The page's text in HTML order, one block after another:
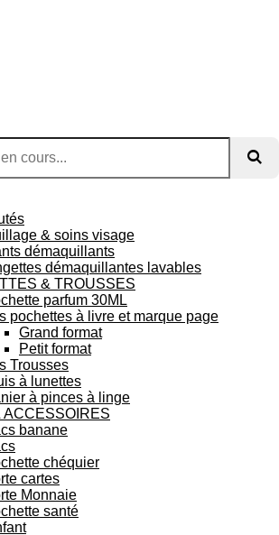
& soins visage
démaquillants
démaquillantes lavables
& TROUSSES
parfum 30ML
pochettes à livre et marque page
Grand format
Petit format
Trousses
à lunettes
à pinces à linge
ACCESSOIRES
banane
chéquier
cartes
Monnaie
santé